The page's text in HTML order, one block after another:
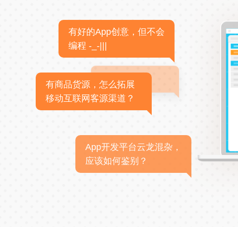
有好的App创意，但不会
编程 -_-|||
有商品货源，怎么拓展
移动互联网客源渠道？
App开发平台云龙混杂，
应该如何鉴别？